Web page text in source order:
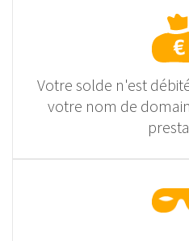
Votre solde n'est
votre nom de